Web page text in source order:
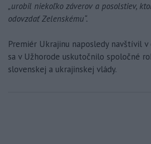
„urobil niekoľko záverov a posolstiev,
odovzdať Zelenskému“.
Premiér Ukrajinu naposledy navštívil
sa v Užhorode uskutočnilo spoločné
slovenskej a ukrajinskej vlády.